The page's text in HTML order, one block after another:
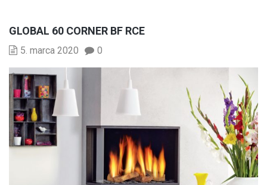
GLOBAL 60 CORNER BF RCE
5. marca 2020 0